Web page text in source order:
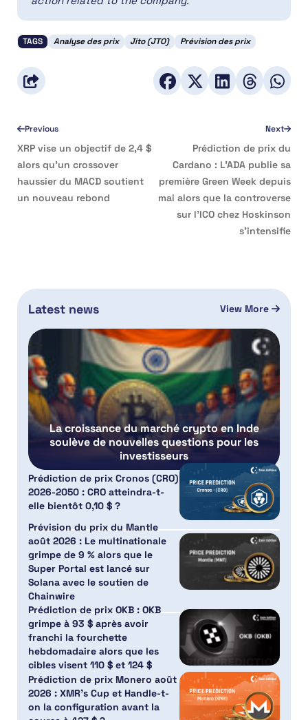
TAGS Analyse des prix Jito (JTO) Prévision des prix
Previous
XRP vise un objectif de 2,4 $
alors qu’un crossover
haussier du MACD soutient
un nouveau rebond
Next
Prédiction de prix du
Cardano : L’ADA publie sa
première Green Week depuis
mai alors que la controverse
sur l’ICO chez Hoskinson
s’intensifie
Latest news View More
La croissance du marché crypto en Inde
soulève de nouvelles questions pour les
investisseurs
Prédiction de prix Cronos (CRO)
2026-2050 : CRO atteindra-t-
elle bientôt 0,10 $ ?
Prévision du prix du Mantle
août 2026 : Le multinationale
grimpe de 9 % alors que le
Super Portal est lancé sur
Solana avec le soutien de
Chainwire
Prédiction de prix OKB : OKB
grimpe à 93 $ après avoir
franchi la fourchette
hebdomadaire alors que les
cibles visent 110 $ et 124 $
Prédiction de prix Monero août
2026 : XMR’s Cup et Handle-t-
on la configuration avant la